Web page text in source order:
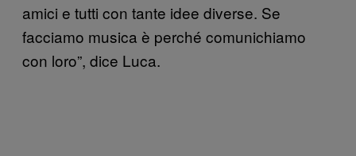
amici e tutti con tante idee diverse. Se
facciamo musica è perché comunichiamo
con loro”, dice Luca.